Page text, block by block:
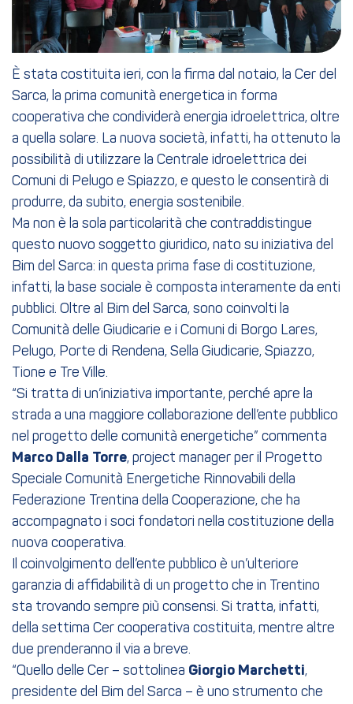
È stata costituita ieri, con la firma dal notaio, la Cer del
Sarca, la prima comunità energetica in forma
cooperativa che condividerà energia idroelettrica, oltre
a quella solare. La nuova società, infatti, ha ottenuto la
possibilità di utilizzare la Centrale idroelettrica dei
Comuni di Pelugo e Spiazzo, e questo le consentirà di
produrre, da subito, energia sostenibile.
Ma non è la sola particolarità che contraddistingue
questo nuovo soggetto giuridico, nato su iniziativa del
Bim del Sarca: in questa prima fase di costituzione,
infatti, la base sociale è composta interamente da enti
pubblici. Oltre al Bim del Sarca, sono coinvolti la
Comunità delle Giudicarie e i Comuni di Borgo Lares,
Pelugo, Porte di Rendena, Sella Giudicarie, Spiazzo,
Tione e Tre Ville.
“Si tratta di un’iniziativa importante, perché apre la
strada a una maggiore collaborazione dell’ente pubblico
nel progetto delle comunità energetiche” commenta
Marco Dalla Torre, project manager per il Progetto
Speciale Comunità Energetiche Rinnovabili della
Federazione Trentina della Cooperazione, che ha
accompagnato i soci fondatori nella costituzione della
nuova cooperativa.
Il coinvolgimento dell’ente pubblico è un’ulteriore
garanzia di affidabilità di un progetto che in Trentino
sta trovando sempre più consensi. Si tratta, infatti,
della settima Cer cooperativa costituita, mentre altre
due prenderanno il via a breve.
“Quello delle Cer – sottolinea Giorgio Marchetti,
presidente del Bim del Sarca – è uno strumento che